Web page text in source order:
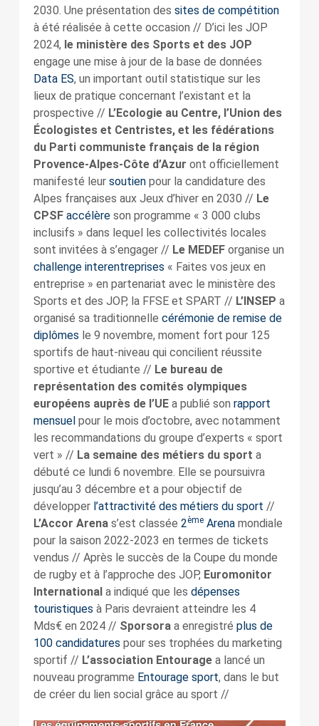
2030. Une présentation des sites de compétition
à été réalisée à cette occasion // D’ici les JOP
2024, le ministère des Sports et des JOP
engage une mise à jour de la base de données
Data ES, un important outil statistique sur les
lieux de pratique concernant l’existant et la
prospective // L’Ecologie au Centre, l’Union des
Écologistes et Centristes, et les fédérations
du Parti communiste français de la région
Provence-Alpes-Côte d’Azur ont officiellement
manifesté leur soutienpour la candidature des
Alpes françaises aux Jeux d’hiver en 2030 // Le
CPSF accélèreson programme « 3 000 clubs
inclusifs » dans lequel les collectivités locales
sont invitées à s’engager // Le MEDEF organise un
challenge interentreprises « Faites vos jeux en
entreprise » en partenariat avec le ministère des
Sports et des JOP, la FFSE et SPART // L’INSEP a
organisé sa traditionnelle cérémonie de remise de
diplômes le 9 novembre, moment fort pour 125
sportifs de haut-niveau qui concilient réussite
sportive et étudiante // Le bureau de
représentation des comités olympiques
européens auprès de l’UEa publié son rapport
mensuel pour le mois d’octobre, avec notamment
les recommandations du groupe d’experts « sport
vert » // La semaine des métiers du sport a
débuté ce lundi 6 novembre. Elle se poursuivra
jusqu’au 3 décembre et a pour objectif de
développer l’attractivité des métiers du sport //
L’Accor Arenas’est classée 2èmeArenamondiale
pour la saison 2022-2023 en termes de tickets
vendus // Après le succès de la Coupe du monde
de rugby et à l’approche des JOP, Euromonitor
International a indiqué que les dépenses
touristiques à Paris devraient atteindre les 4
Mds€ en 2024 // Sporsoraa enregistré plus de
100 candidatures pour ses trophées du marketing
sportif // L’association Entouragea lancé un
nouveau programme Entourage sport, dans le but
de créer du lien social grâce au sport //